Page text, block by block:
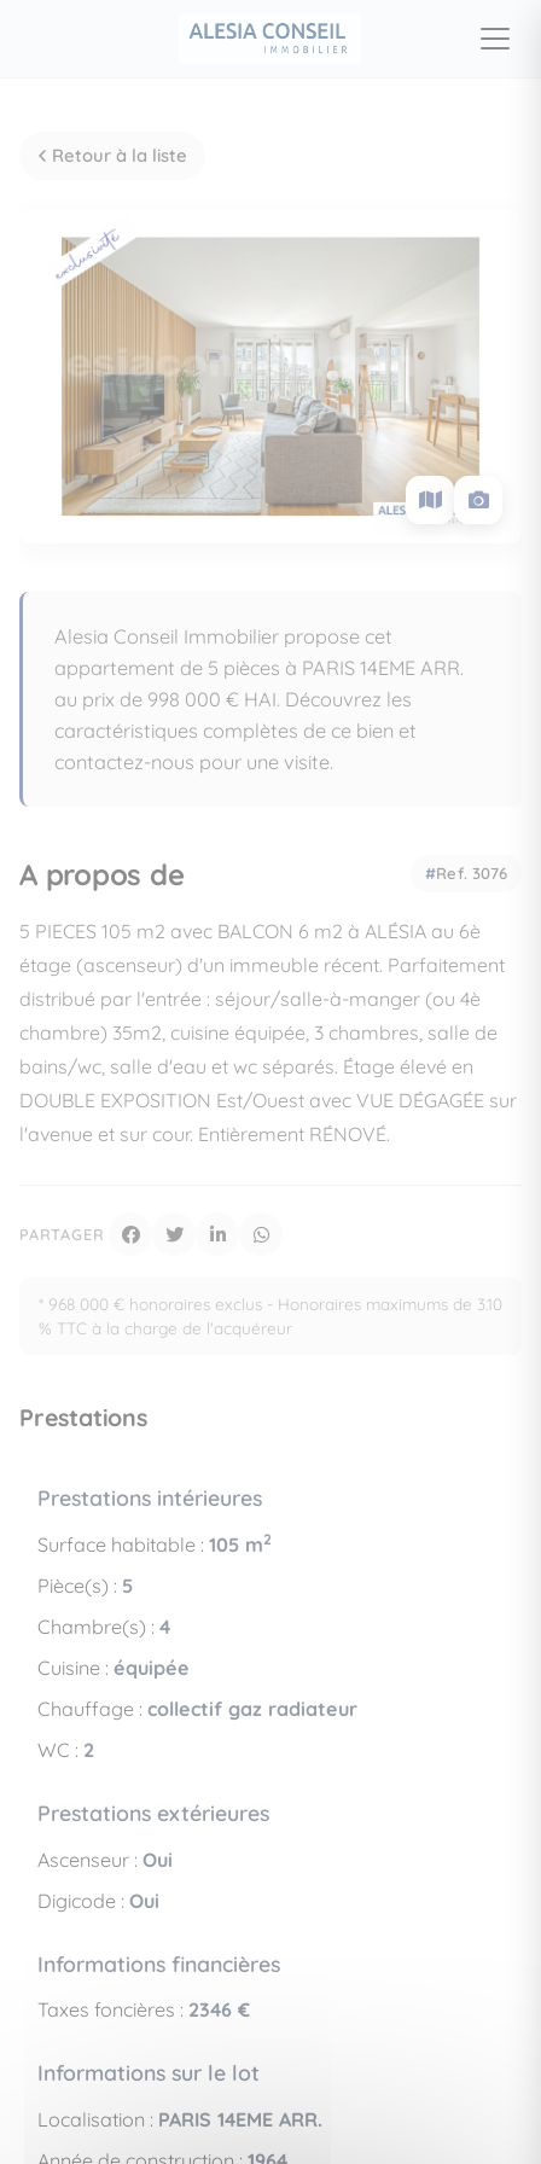
Retour à la liste
Alesia Conseil Immobilier propose cet
appartement de 5 pièces à PARIS 14EME ARR.
au prix de 998 000 € HAI. Découvrez les
caractéristiques complètes de ce bien et
contactez-nous pour une visite.
A propos de Ref. 3076
5 PIECES 105 m2 avec BALCON 6 m2 à ALÉSIA au 6è
étage (ascenseur) d'un immeuble récent. Parfaitement
distribué par l'entrée : séjour/salle-à-manger (ou 4è
chambre) 35m2, cuisine équipée, 3 chambres, salle de
bains/wc, salle d'eau et wc séparés. Étage élevé en
DOUBLE EXPOSITION Est/Ouest avec VUE DÉGAGÉE sur
l'avenue et sur cour. Entièrement RÉNOVÉ.
PARTAGER
* 968 000 € honoraires exclus - Honoraires maximums de 3.10
% TTC à la charge de l'acquéreur
Prestations
Prestations intérieures
Surface habitable : 105 m2
Pièce(s) : 5
Chambre(s) : 4
Cuisine : équipée
Chauffage : collectif gaz radiateur
WC : 2
Prestations extérieures
Ascenseur : Oui
Digicode : Oui
Informations financières
Taxes foncières : 2346 €
Informations sur le lot
Localisation : PARIS 14EME ARR.